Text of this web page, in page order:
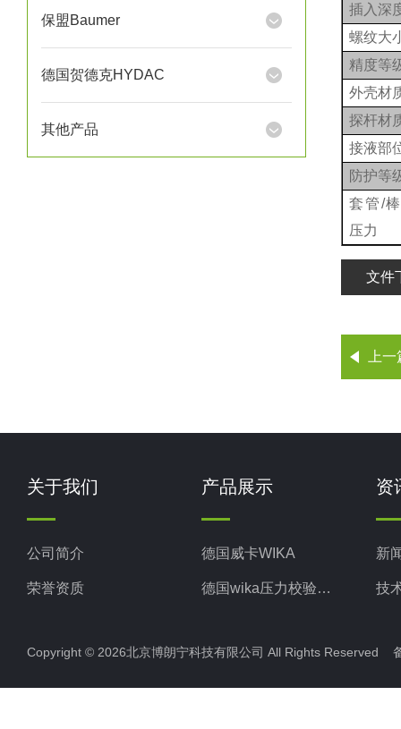
保盟Baumer
德国贺德克HYDAC
其他产品
插入深
螺纹大
精度等
外壳材
探杆材
接液部
防护等
套管/
压力
文件
上
关于我们
公司简介
荣誉资质
产品展示
德国威卡WIKA
德国wika压力校验系统
美国固瑞克GRACO
意大利ELETTROTEC压力开关
资
新
技
Copyright © 2026北京博朗宁科技有限公司 All Rights Reserved